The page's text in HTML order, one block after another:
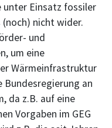
unter Einsatz fossiler
nicht wider.
und
um eine
Wärmeinfrastruktur
an
da z.B. auf eine
Vorgaben im GEG